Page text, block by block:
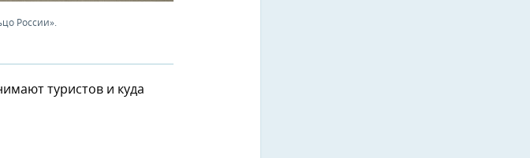
России».
туристов и куда